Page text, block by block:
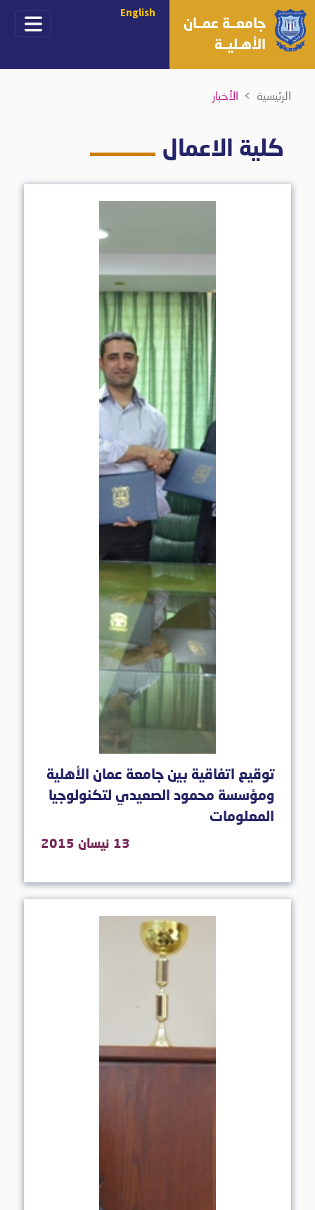
جامعــة عمــان
الأهـليــة
English
الرئيسية الأخبار
كلية الاعمال
توقيع اتفاقية بين جامعة عمان الأهلية
ومؤسسة محمود الصعيدي لتكنولوجيا
المعلومات
13 نيسان 2015